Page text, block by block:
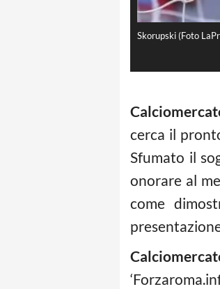
Skorupski (Foto
cerca il
Sfumato il
onorare al
come